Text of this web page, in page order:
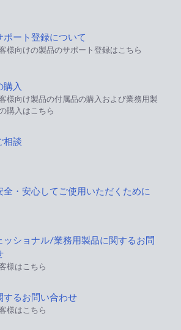
ポート登録について
様向けの製品のサポート登録はこちら
購入
様向け製品の付属品の購入および業務用製
購入はこちら
相談
全・安心してご使用いただくために
ッショナル/業務用製品に関するお問
様はこちら
するお問い合わせ
様はこちら